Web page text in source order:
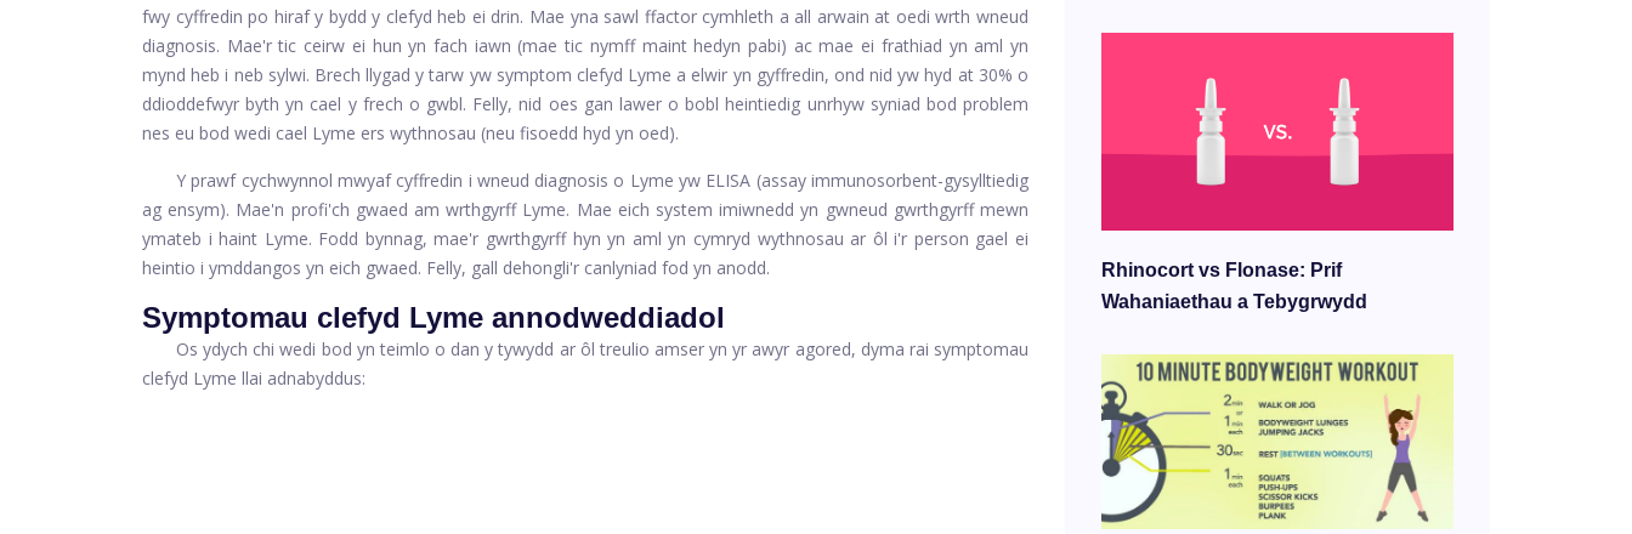
fwy cyffredin po hiraf y bydd y clefyd heb ei drin. Mae yna sawl ffactor cymhleth a all arwain at oedi wrth wneud
diagnosis. Mae'r tic ceirw ei hun yn fach iawn (mae tic nymff maint hedyn pabi) ac mae ei frathiad yn aml yn
mynd heb i neb sylwi. Brech llygad y tarw yw symptom clefyd Lyme a elwir yn gyffredin, ond nid yw hyd at 30% o
ddioddefwyr byth yn cael y frech o gwbl. Felly, nid oes gan lawer o bobl heintiedig unrhyw syniad bod problem
nes eu bod wedi cael Lyme ers wythnosau (neu fisoedd hyd yn oed).
Y prawf cychwynnol mwyaf cyffredin i wneud diagnosis o Lyme yw ELISA (assay immunosorbent-gysylltiedig
ag ensym). Mae'n profi'ch gwaed am wrthgyrff Lyme. Mae eich system imiwnedd yn gwneud gwrthgyrff mewn
ymateb i haint Lyme. Fodd bynnag, mae'r gwrthgyrff hyn yn aml yn cymryd wythnosau ar ôl i'r person gael ei
heintio i ymddangos yn eich gwaed. Felly, gall dehongli'r canlyniad fod yn anodd.
Symptomau clefyd Lyme annodweddiadol
Os ydych chi wedi bod yn teimlo o dan y tywydd ar ôl treulio amser yn yr awyr agored, dyma rai symptomau
clefyd Lyme llai adnabyddus:
Rhinocort vs Flonase: Prif
Wahaniaethau a Tebygrwydd